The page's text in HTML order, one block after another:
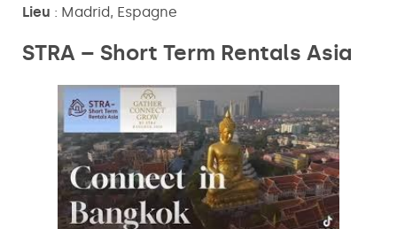
Lieu : Madrid, Espagne
STRA – Short Term Rentals Asia